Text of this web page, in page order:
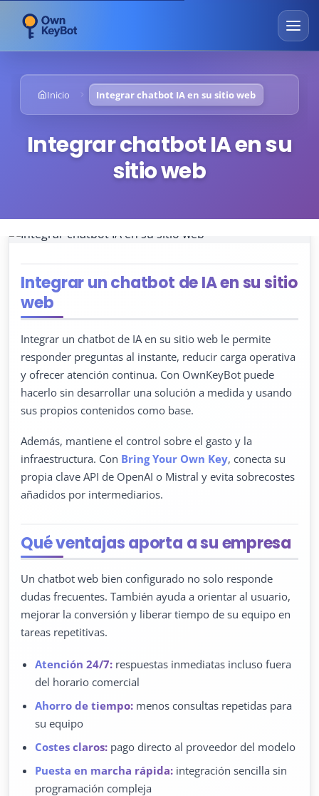
Inicio Integrar chatbot IA en su sitio web
Integrar chatbot IA en su
sitio web
Integrar un chatbot de IA en su sitio
web
Integrar un chatbot de IA en su sitio web le permite
responder preguntas al instante, reducir carga operativa
y ofrecer atención continua. Con OwnKeyBot puede
hacerlo sin desarrollar una solución a medida y usando
sus propios contenidos como base.
Además, mantiene el control sobre el gasto y la
infraestructura. Con Bring Your Own Key, conecta su
propia clave API de OpenAI o Mistral y evita sobrecostes
añadidos por intermediarios.
Qué ventajas aporta a su empresa
Un chatbot web bien configurado no solo responde
dudas frecuentes. También ayuda a orientar al usuario,
mejorar la conversión y liberar tiempo de su equipo en
tareas repetitivas.
Atención 24/7: respuestas inmediatas incluso fuera
del horario comercial
Ahorro de tiempo: menos consultas repetidas para
su equipo
Costes claros: pago directo al proveedor del modelo
Puesta en marcha rápida: integración sencilla sin
programación compleja